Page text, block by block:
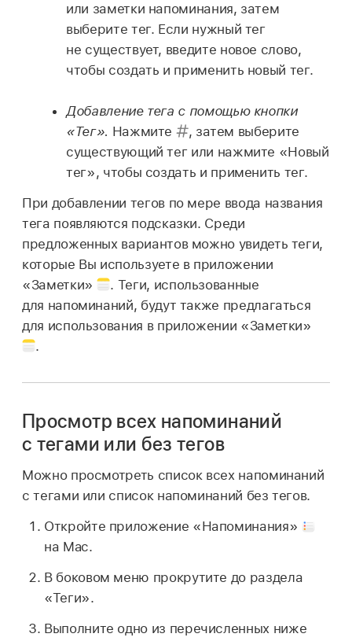
или заметки напоминания, затем
выберите тег. Если нужный тег
не существует, введите новое слово,
чтобы создать и применить новый тег.
Добавление тега с помощью кнопки
«Тег». Нажмите , затем выберите
существующий тег или нажмите «Новый
тег», чтобы создать и применить тег.
При добавлении тегов по мере ввода названия
тега появляются подсказки. Среди
предложенных вариантов можно увидеть теги,
которые Вы используете в приложении
«Заметки»
. Теги, использованные
для напоминаний, будут также предлагаться
для использования в приложении «Заметки»
.
Просмотр всех напоминаний
с тегами или без тегов
Можно просмотреть список всех напоминаний
с тегами или список напоминаний без тегов.
Откройте приложение «Напоминания»
на Mac.
В боковом меню прокрутите до раздела
«Теги».
Выполните одно из перечисленных ниже